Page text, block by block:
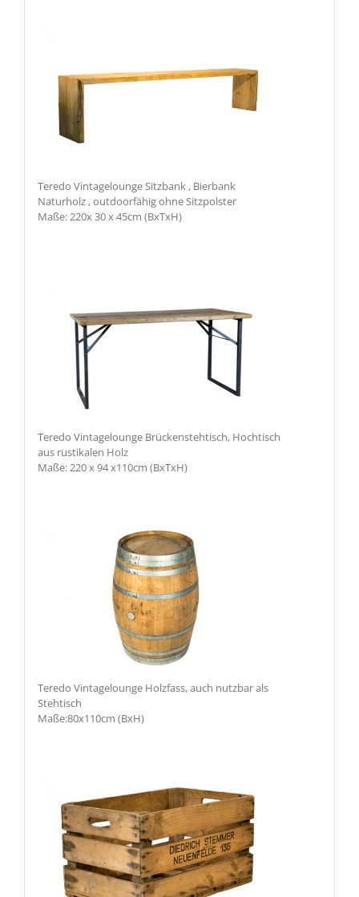
Teredo Vintagelounge Sitzbank , Bierbank
Naturholz , outdoorfähig ohne Sitzpolster
Maße: 220x 30 x 45cm (BxTxH)
Teredo Vintagelounge Brückenstehtisch, Hochtisch
aus rustikalen Holz
Maße: 220 x 94 x110cm (BxTxH)
Teredo Vintagelounge Holzfass, auch nutzbar als
Stehtisch
Maße:80x110cm (BxH)